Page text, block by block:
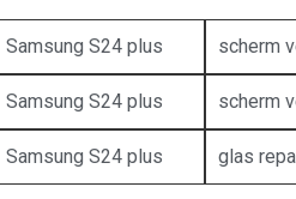
Samsung S24 plus scherm
Samsung S24 plus scherm
Samsung S24 plus glas